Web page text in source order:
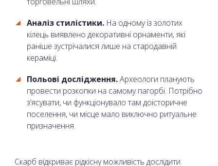
Аналіз стилістики. На одному із золотих
кілець виявлено декоративні орнаменти, які
раніше зустрічалися лише на стародавній
кераміці.
Польові дослідження.Археологи планують
провести розкопки на самому пагорбі. Потрібно
з’ясувати, чи функціонувало там доісторичне
поселення, чи місце мало виключно ритуальне
призначення.
Скарб відкриває рідкісну можливість дослідити